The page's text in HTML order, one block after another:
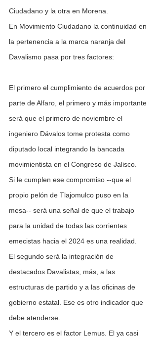
Ciudadano y la otra en Morena.
En Movimiento Ciudadano la continuidad en
la pertenencia a la marca naranja del
Davalismo pasa por tres factores:
El primero el cumplimiento de acuerdos por
parte de Alfaro, el primero y más importante
será que el primero de noviembre el
ingeniero Dávalos tome protesta como
diputado local integrando la bancada
movimientista en el Congreso de Jalisco.
Si le cumplen ese compromiso --que el
propio pelón de Tlajomulco puso en la
mesa-- será una señal de que el trabajo
para la unidad de todas las corrientes
emecistas hacia el 2024 es una realidad.
El segundo será la integración de
destacados Davalistas, más, a las
estructuras de partido y a las oficinas de
gobierno estatal. Ese es otro indicador que
debe atenderse.
Y el tercero es el factor Lemus. El ya casi